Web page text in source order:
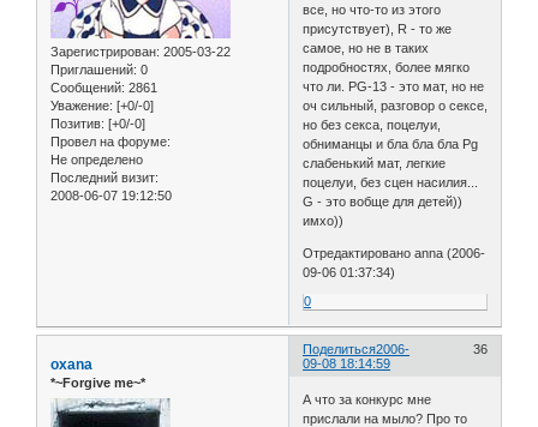
Зарегистрирован: 2005-03-22
Приглашений: 0
Сообщений: 2861
Уважение: [+0/-0]
Позитив: [+0/-0]
Провел на форуме:
Не определено
Последний визит:
2008-06-07 19:12:50
все, но что-то из этого
присутствует), R - то же
самое, но не в таких
подробностях, более мягко
что ли. PG-13 - это мат, но не
оч сильный, разговор о сексе,
но без секса, поцелуи,
обниманцы и бла бла бла Pg
слабенький мат, легкие
поцелуи, без сцен насилия...
G - это вобще для детей))
имхо))
Отредактировано anna (2006-
09-06 01:37:34)
0
Поделиться 36
2006-
09-08 18:14:59
oxana
*~Forgive me~*
А что за конкурс мне
прислали на мыло? Про то